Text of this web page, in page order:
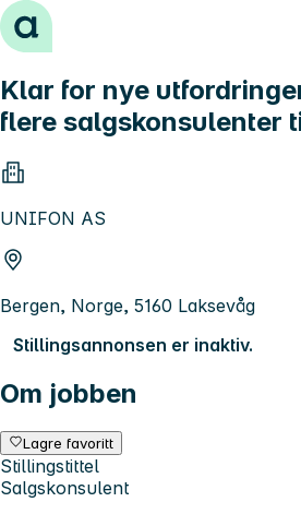
Hopp til innhold
Klar for nye
flere salgskonsulenter
UNIFON AS
Bergen, Norge, 5160 Laksevåg
Stillingsannonsen er inaktiv.
Om jobben
Lagre favoritt
Stillingstittel
Salgskonsulent